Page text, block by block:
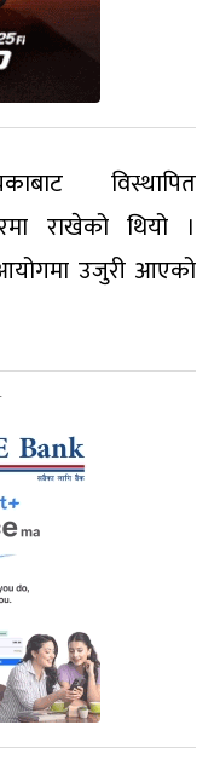
विस्थापित
राखेको थियो ।
उजुरी आएको